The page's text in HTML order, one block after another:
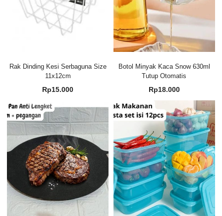
Rak Dinding Kesi Serbaguna Size
11x12cm
Rp15.000
Botol Minyak Kaca Snow 630ml
Tutup Otomatis
Rp18.000